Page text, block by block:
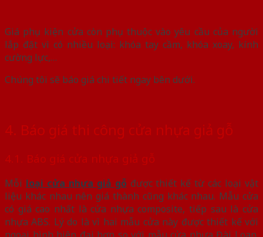
Giá phụ kiện cửa còn phụ thuộc vào yêu cầu của người
lắp đặt vì có nhiều loại: khóa tay cầm, khóa xoay, kính
cường lực,…
Chúng tôi sẽ báo giá chi tiết ngay bên dưới.
4. Báo giá thi công cửa nhựa giả gỗ
4.1. Báo giá cửa nhựa giả gỗ
Mỗi loại cửa nhựa giả gỗđược thiết kế từ các loại vật
liệu khác nhau nên giá thành cũng khác nhau. Mẫu cửa
có giá cao nhất là cửa nhựa composite, tiếp sau là cửa
nhựa ABS. Lý do là vì hai mẫu cửa này được thiết kế với